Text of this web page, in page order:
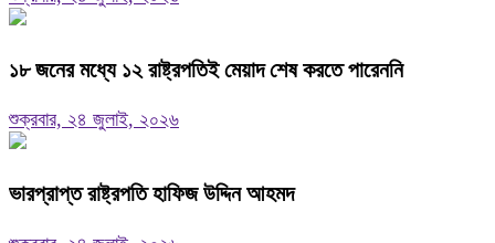
১৮ জনের মধ্যে ১২ রাষ্ট্রপতিই মেয়াদ শেষ করতে পারেননি
শুক্রবার, ২৪ জুলাই, ২০২৬
ভারপ্রাপ্ত রাষ্ট্রপতি হাফিজ উদ্দিন আহমদ